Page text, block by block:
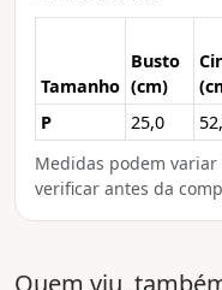
Tamanho
Busto
(cm)
P
25,0
Medidas podem
verificar antes da